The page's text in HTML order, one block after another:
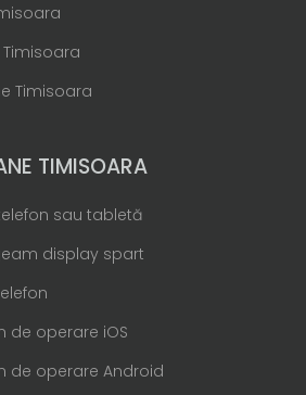
Timisoara
TIMISOARA
sau tabletă
display spart
de operare iOS
de operare Android